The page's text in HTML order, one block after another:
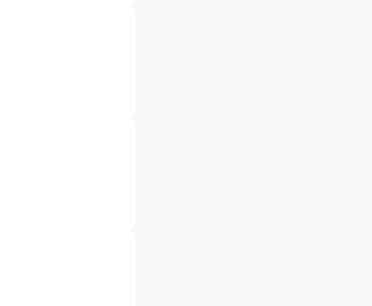
je woning ‘s winters heerlijk
lucht de woning in brengt en
lucht eerst op te warmen
met schone lucht
energiebesparing.
of per mail contact